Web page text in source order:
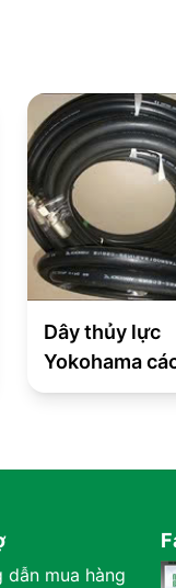
Dây thủy lực
Yokohama
có đầu cút
dẫn mua hàng